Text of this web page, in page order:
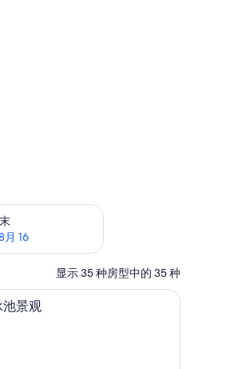
月 16
：8月 14 - 8月 16
显示 35 种房型中的 35 种
高档床上用品、客房内保险箱、办公桌、遮光
池景观